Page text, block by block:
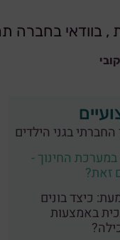
, בוודאי בחברה
בגני הילדים
החינוך -
זאת?
כיצד בונים
באמצעות